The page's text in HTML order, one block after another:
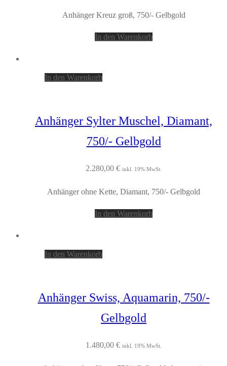
Anhänger Kreuz groß, 750/- Gelbgold
In den Warenkorb
In den Warenkorb
Anhänger Sylter Muschel, Diamant,
750/- Gelbgold
2.280,00 € inkl. 19% MwSt.
Anhänger ohne Kette, Diamant, 750/- Gelbgold
In den Warenkorb
In den Warenkorb
Anhänger Swiss, Aquamarin, 750/-
Gelbgold
1.480,00 € inkl. 19% MwSt.